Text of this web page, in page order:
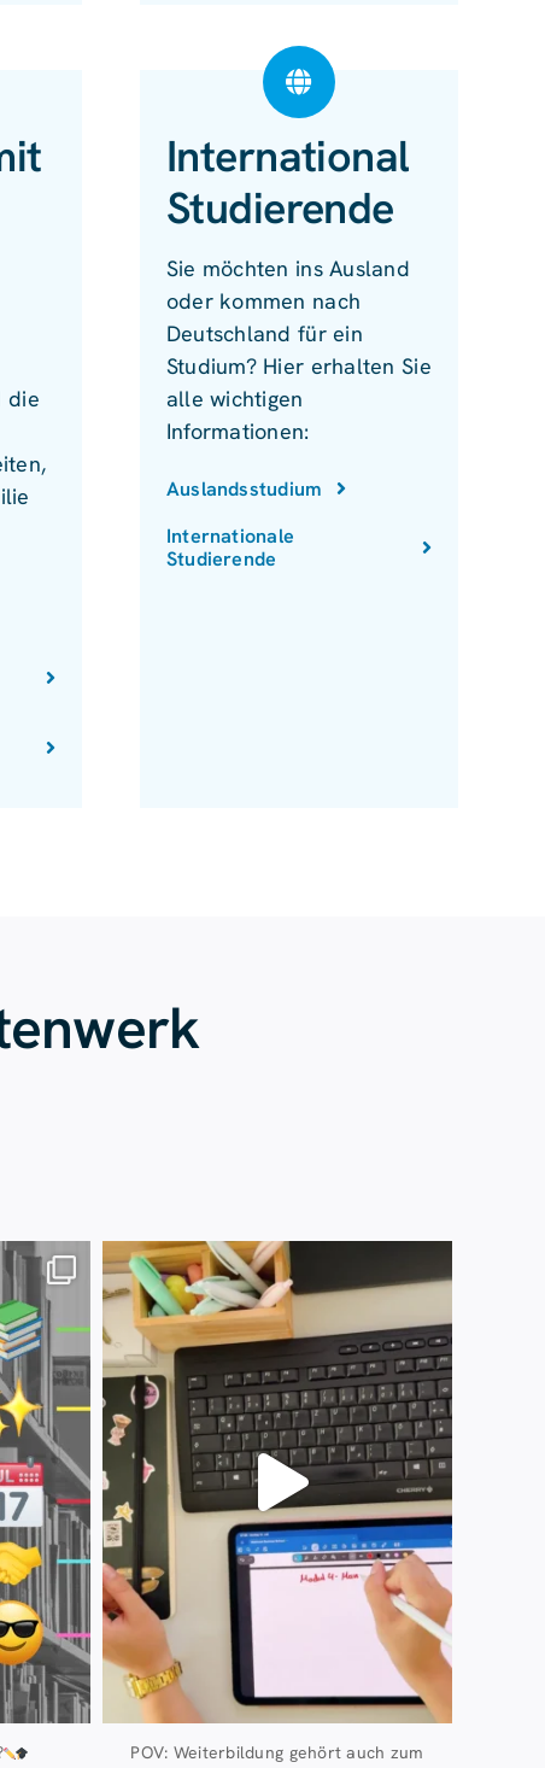
die
International
Studierende
Sie möchten ins Ausland
oder kommen nach
Deutschland für ein
Studium? Hier erhalten Sie
alle wichtigen
Informationen:
Auslandsstudium
Internationale
Studierende
Juli 13
61
POV: Weiterbildung gehört auch zum